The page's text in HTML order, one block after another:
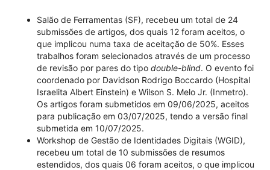
Salão de Ferramentas (SF), recebeu um total de 24
submissões de artigos, dos quais 12 foram aceitos, o
que implicou numa taxa de aceitação de 50%. Esses
trabalhos foram selecionados através de um processo
de revisão por pares do tipo double-blind. O evento foi
coordenado por Davidson Rodrigo Boccardo (Hospital
Israelita Albert Einstein) e Wilson S. Melo Jr. (Inmetro).
Os artigos foram submetidos em 09/06/2025, aceitos
para publicação em 03/07/2025, tendo a versão final
submetida em 10/07/2025.
Workshop de Gestão de Identidades Digitais (WGID),
recebeu um total de 10 submissões de resumos
estendidos, dos quais 06 foram aceitos, o que implicou